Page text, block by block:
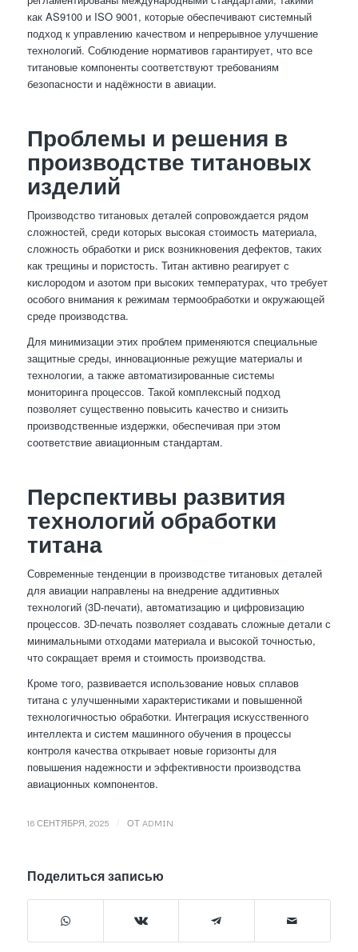
как AS9100 и ISO 9001, которые обеспечивают системный
подход к управлению качеством и непрерывное улучшение
технологий. Соблюдение нормативов гарантирует, что все
титановые компоненты соответствуют требованиям
безопасности и надёжности в авиации.
Проблемы и решения в
производстве титановых
изделий
Производство титановых деталей сопровождается рядом
сложностей, среди которых высокая стоимость материала,
сложность обработки и риск возникновения дефектов, таких
как трещины и пористость. Титан активно реагирует с
кислородом и азотом при высоких температурах, что требует
особого внимания к режимам термообработки и окружающей
среде производства.
Для минимизации этих проблем применяются специальные
защитные среды, инновационные режущие материалы и
технологии, а также автоматизированные системы
мониторинга процессов. Такой комплексный подход
позволяет существенно повысить качество и снизить
производственные издержки, обеспечивая при этом
соответствие авиационным стандартам.
Перспективы развития
технологий обработки
титана
Современные тенденции в производстве титановых деталей
для авиации направлены на внедрение аддитивных
технологий (3D-печати), автоматизацию и цифровизацию
процессов. 3D-печать позволяет создавать сложные детали с
минимальными отходами материала и высокой точностью,
что сокращает время и стоимость производства.
Кроме того, развивается использование новых сплавов
титана с улучшенными характеристиками и повышенной
технологичностью обработки. Интеграция искусственного
интеллекта и систем машинного обучения в процессы
контроля качества открывает новые горизонты для
повышения надежности и эффективности производства
авиационных компонентов.
16 СЕНТЯБРЯ, 2025 ОТ ADMIN
Поделиться записью